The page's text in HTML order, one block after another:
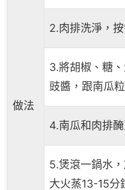
做法
2.肉排洗淨，
3.將胡椒、糖
豉醬，跟南瓜
4.南瓜和肉排
5.煲滾一鍋水
大火蒸13-15分